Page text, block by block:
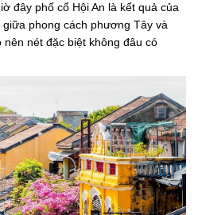
đây phố cổ Hội An là kết quả của
phong cách phương Tây và
nét đặc biệt không đâu có